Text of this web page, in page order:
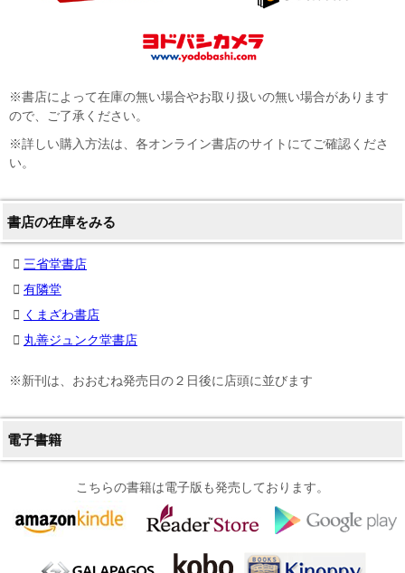
※書店によって在庫の無い場合やお取り扱いの無い場合があります
ので、ご了承ください。
※詳しい購入方法は、各オンライン書店のサイトにてご確認くださ
い。
書店の在庫をみる
三省堂書店
有隣堂
くまざわ書店
丸善ジュンク堂書店
※新刊は、おおむね発売日の２日後に店頭に並びます
電子書籍
こちらの書籍は電子版も発売しております。